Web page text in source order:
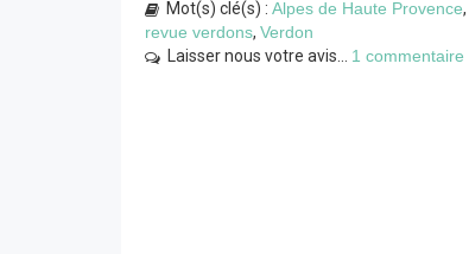
Mot(s) clé(s) : Alpes de Haute Provence,
revue verdons, Verdon
Laisser nous votre avis... 1 commentaire